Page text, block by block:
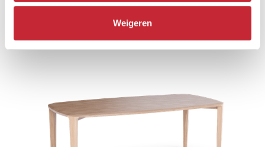
Weigeren
LIN.TA.DO180
180 x 108 x 76 cm